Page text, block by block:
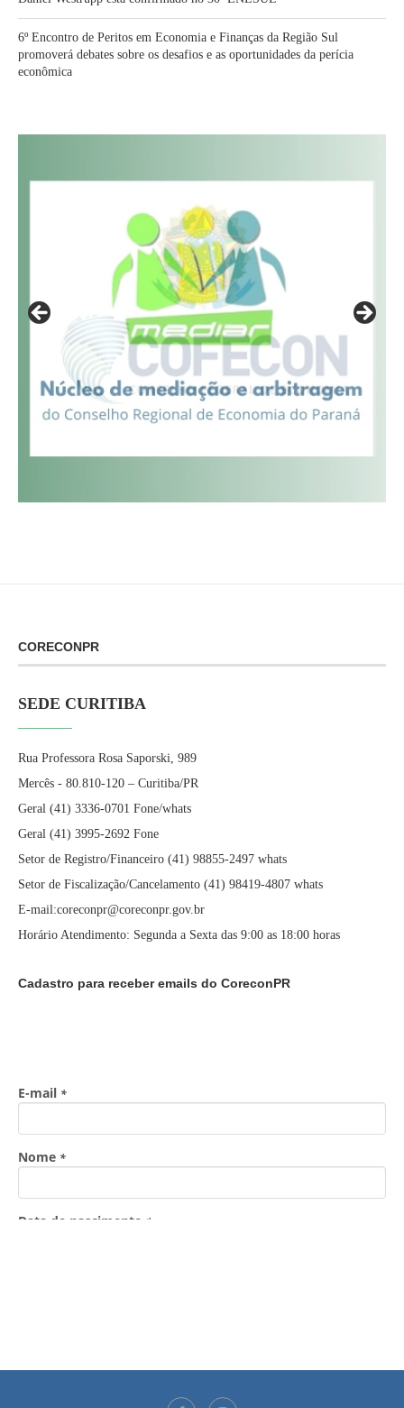
6º Encontro de Peritos em Economia e Finanças da Região Sul
promoverá debates sobre os desafios e as oportunidades da perícia
econômica
CORECONPR
SEDE CURITIBA
Rua Professora Rosa Saporski, 989
Mercês - 80.810-120 – Curitiba/PR
Geral (41) 3336-0701 Fone/whats
Geral (41) 3995-2692 Fone
Setor de Registro/Financeiro (41) 98855-2497 whats
Setor de Fiscalização/Cancelamento (41) 98419-4807 whats
E-mail:coreconpr@coreconpr.gov.br
Horário Atendimento: Segunda a Sexta das 9:00 as 18:00 horas
Cadastro para receber emails do CoreconPR